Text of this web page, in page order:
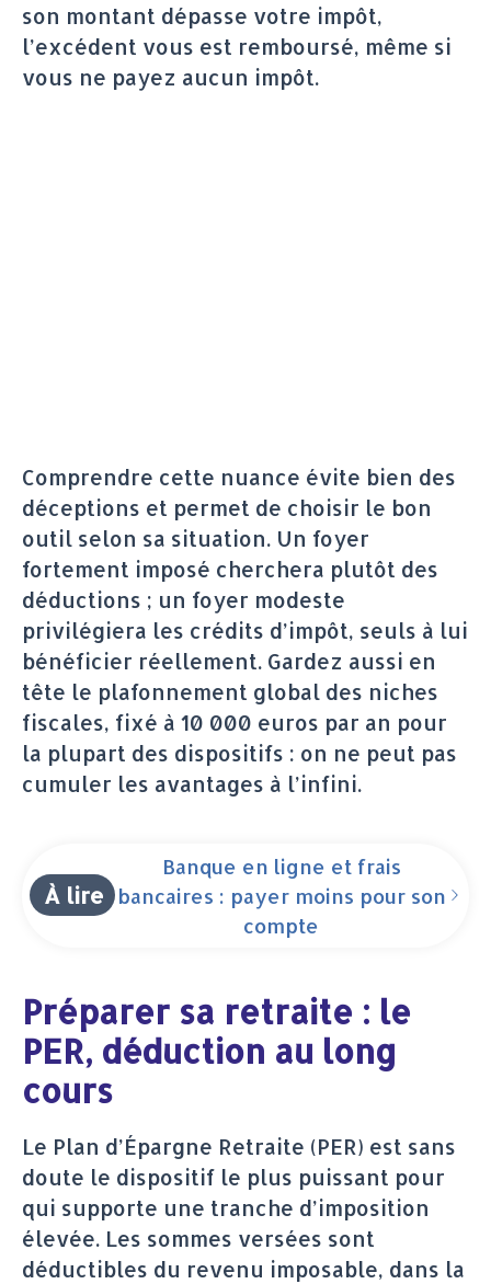
son montant dépasse votre impôt,
l’excédent vous est remboursé, même si
vous ne payez aucun impôt.
Comprendre cette nuance évite bien des
déceptions et permet de choisir le bon
outil selon sa situation. Un foyer
fortement imposé cherchera plutôt des
déductions ; un foyer modeste
privilégiera les crédits d’impôt, seuls à lui
bénéficier réellement. Gardez aussi en
tête le plafonnement global des niches
fiscales, fixé à 10 000 euros par an pour
la plupart des dispositifs : on ne peut pas
cumuler les avantages à l’infini.
À lire
Banque en ligne et frais
bancaires : payer moins pour son
compte
Préparer sa retraite : le
PER, déduction au long
cours
Le Plan d’Épargne Retraite (PER) est sans
doute le dispositif le plus puissant pour
qui supporte une tranche d’imposition
élevée. Les sommes versées sont
déductibles du revenu imposable, dans la